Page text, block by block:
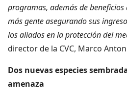
programas, además de
más gente asegurando sus
los aliados en la protección del
director de la CVC, Marco
Dos nuevas especies
amenaza